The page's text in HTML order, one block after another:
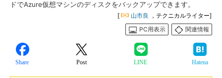
ドでAzure仮想マシンのディスクをバックアップできます。
[ 山市良
，テクニカルライター]
PC用表示
関連情報
Share Post LINE Hatena